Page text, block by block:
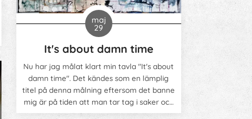
maj
29
It's about damn time
Nu har jag målat klart min tavla "It's about
damn time". Det kändes som en lämplig
titel på denna målning eftersom det banne
mig är på tiden att man tar tag i saker och
bara gör. Finns inget att vänta på, livet är